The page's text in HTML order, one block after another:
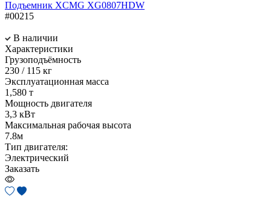
Подъемник XCMG XG0807HDW
#00215
В наличии
Характеристики
Грузоподъёмность
230 / 115 кг
Эксплуатационная масса
1,580 т
Мощность двигателя
3,3 кВт
Максимальная рабочая высота
7.8м
Тип двигателя:
Электрический
Заказать